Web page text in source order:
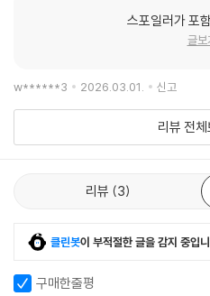
스포일러가 포
글보
w******3 2026.03.01. 신고
리뷰 전체
리뷰 3
클린봇이 부적절한 글을 감지 중입
구매한줄평